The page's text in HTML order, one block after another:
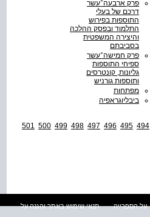
פרק ארבעה־עשר
דרכם של בעלי
התוספות בפירוש
התלמוד ובפסק ההלכה
והיצירה המשפטית
בסביבתם
פרק חמישה־עשר
ספיחי התוספות
גליונות, קונטרסים
ותוספות גורניש
מפתחות
ביבליוגראפיה
494
495
496
497
498
499
500
501
על הספרייה
תנאי שימוש באתר והגנה על